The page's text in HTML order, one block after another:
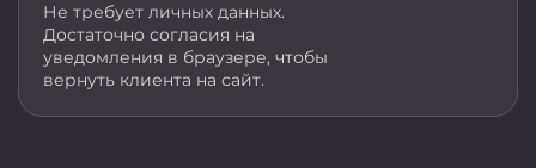
Не требует личных данных.
Достаточно согласия на
уведомления в браузере, чтобы
вернуть клиента на сайт.